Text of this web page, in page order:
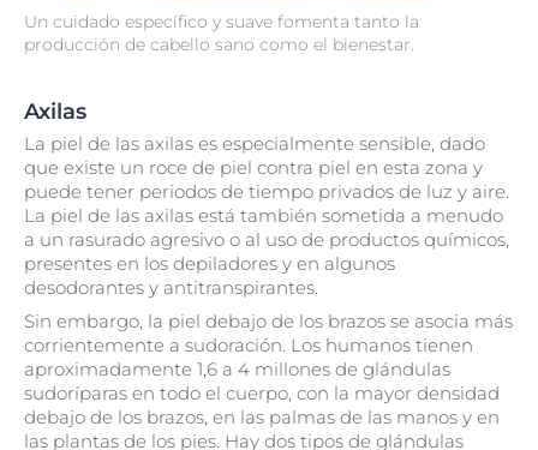
Un cuidado específico y suave fomenta tanto la
producción de cabello sano como el bienestar.
Axilas
La piel de las axilas es especialmente sensible, dado
que existe un roce de piel contra piel en esta zona y
puede tener periodos de tiempo privados de luz y aire.
La piel de las axilas está también sometida a menudo
a un rasurado agresivo o al uso de productos químicos,
presentes en los depiladores y en algunos
desodorantes y antitranspirantes.
Sin embargo, la piel debajo de los brazos se asocia más
corrientemente a sudoración. Los humanos tienen
aproximadamente 1,6 a 4 millones de glándulas
sudoríparas en todo el cuerpo, con la mayor densidad
debajo de los brazos, en las palmas de las manos y en
las plantas de los pies. Hay dos tipos de glándulas